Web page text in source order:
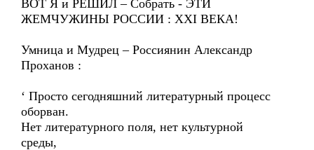
ВОТ Я и РЕШИЛ – Собрать - ЭТИ
ЖЕМЧУЖИНЫ РОССИИ : XXI ВЕКА!
Умница и Мудрец – Россиянин Александр
Проханов :
‘ Просто сегодняшний литературный процесс
оборван.
Нет литературного поля, нет культурной
среды,